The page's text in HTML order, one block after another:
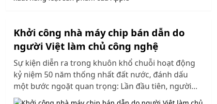
Nam hiện là cứ điểm chiến lược trong chuỗi cung
Khởi công nhà máy chip bán dẫn do
người Việt làm chủ công nghệ
Sự kiện diễn ra trong khuôn khổ chuỗi hoạt động
kỷ niệm 50 năm thống nhất đất nước, đánh dấu
một bước ngoặt quan trọng: Lần đầu tiên, người
Việt làm chủ công nghệ trong lĩnh vực bán dẫn.